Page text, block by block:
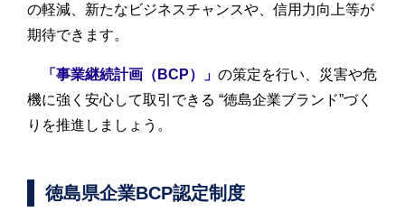
の軽減、新たなビジネスチャンスや、信用力向上等が
期待できます。
「事業継続計画（BCP）」 の策定を行い、災害や危
機に強く安心して取引できる “徳島企業ブランド”づく
りを推進しましょう。
徳島県企業BCP認定制度